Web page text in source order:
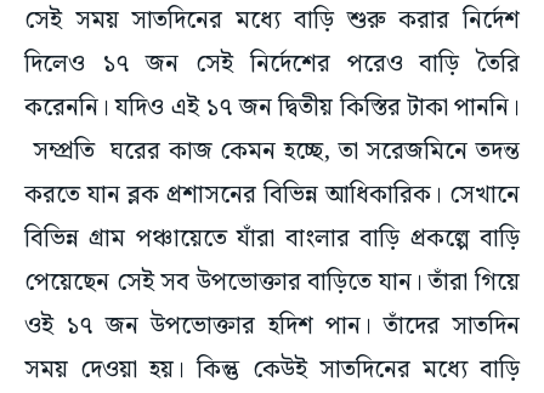
সেই সময় সাতদিনের মধ্যে বাড়ি শুরু করার নির্দেশ
দিলেও ১৭ জন সেই নির্দেশের পরেও বাড়ি তৈরি
করেননি। যদিও এই ১৭ জন দ্বিতীয় কিস্তির টাকা পাননি।
সম্প্রতি ঘরের কাজ কেমন হচ্ছে, তা সরেজমিনে তদন্ত
করতে যান ব্লক প্রশাসনের বিভিন্ন আধিকারিক। সেখানে
বিভিন্ন গ্রাম পঞ্চায়েতে যাঁরা বাংলার বাড়ি প্রকল্পে বাড়ি
পেয়েছেন সেই সব উপভোক্তার বাড়িতে যান। তাঁরা গিয়ে
ওই ১৭ জন উপভোক্তার হদিশ পান। তাঁদের সাতদিন
সময় দেওয়া হয়। কিন্তু কেউই সাতদিনের মধ্যে বাড়ি